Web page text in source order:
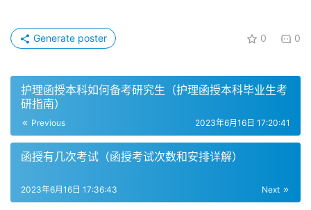
考试科目只有四门，入学考试通过之后，毕业后，获得的学
是考生需要认真学习，按时完成作业和考试，才能顺利毕
业。
4. 函授专升本学费和教材费用
函授专升本的学费每年在2000-3000元左右，而教材费用
每年在200元左右。报名费只用交一次。虽然函授专升本的
学费相对较低，但是对于一些家庭来说，仍然需要一定的经
0 0
Generate poster
护理函授本科如何备考研究生（护理函授本科毕业生考
研指南）
Previous 2023年6月16日 17:20:41
函授有几次考试（函授考试次数和安排详解）
Next
2023年6月16日 17:36:43